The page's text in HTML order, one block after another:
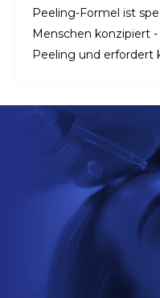
Peeling-Formel ist
Menschen konzipiert
Peeling und erfordert